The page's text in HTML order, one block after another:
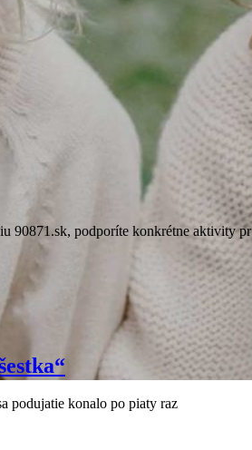
90871.sk, podporíte konkrétne aktivity pr
podujatie konalo po piaty raz